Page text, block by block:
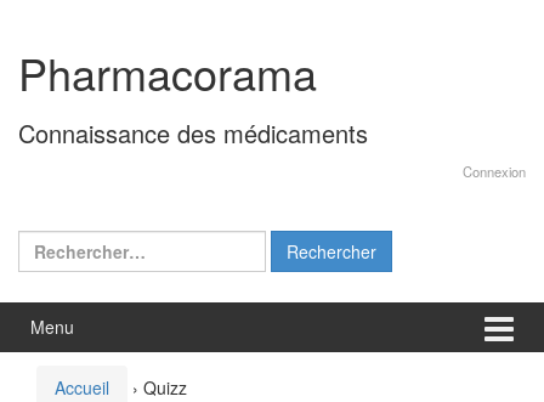
contenu
menu
principal
Pharmacorama
Connaissance des médicaments
Connexion
Rechercher :
Menu
Accueil › Quizz